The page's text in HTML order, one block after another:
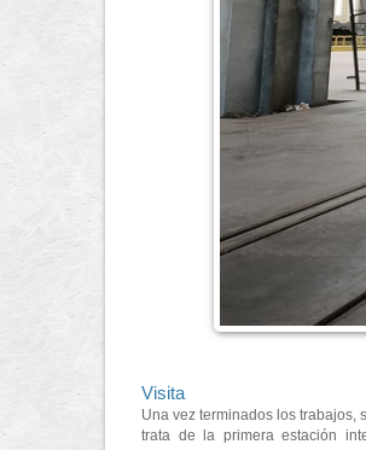
Visita
Una vez terminados los trabajos,
trata de la primera estación